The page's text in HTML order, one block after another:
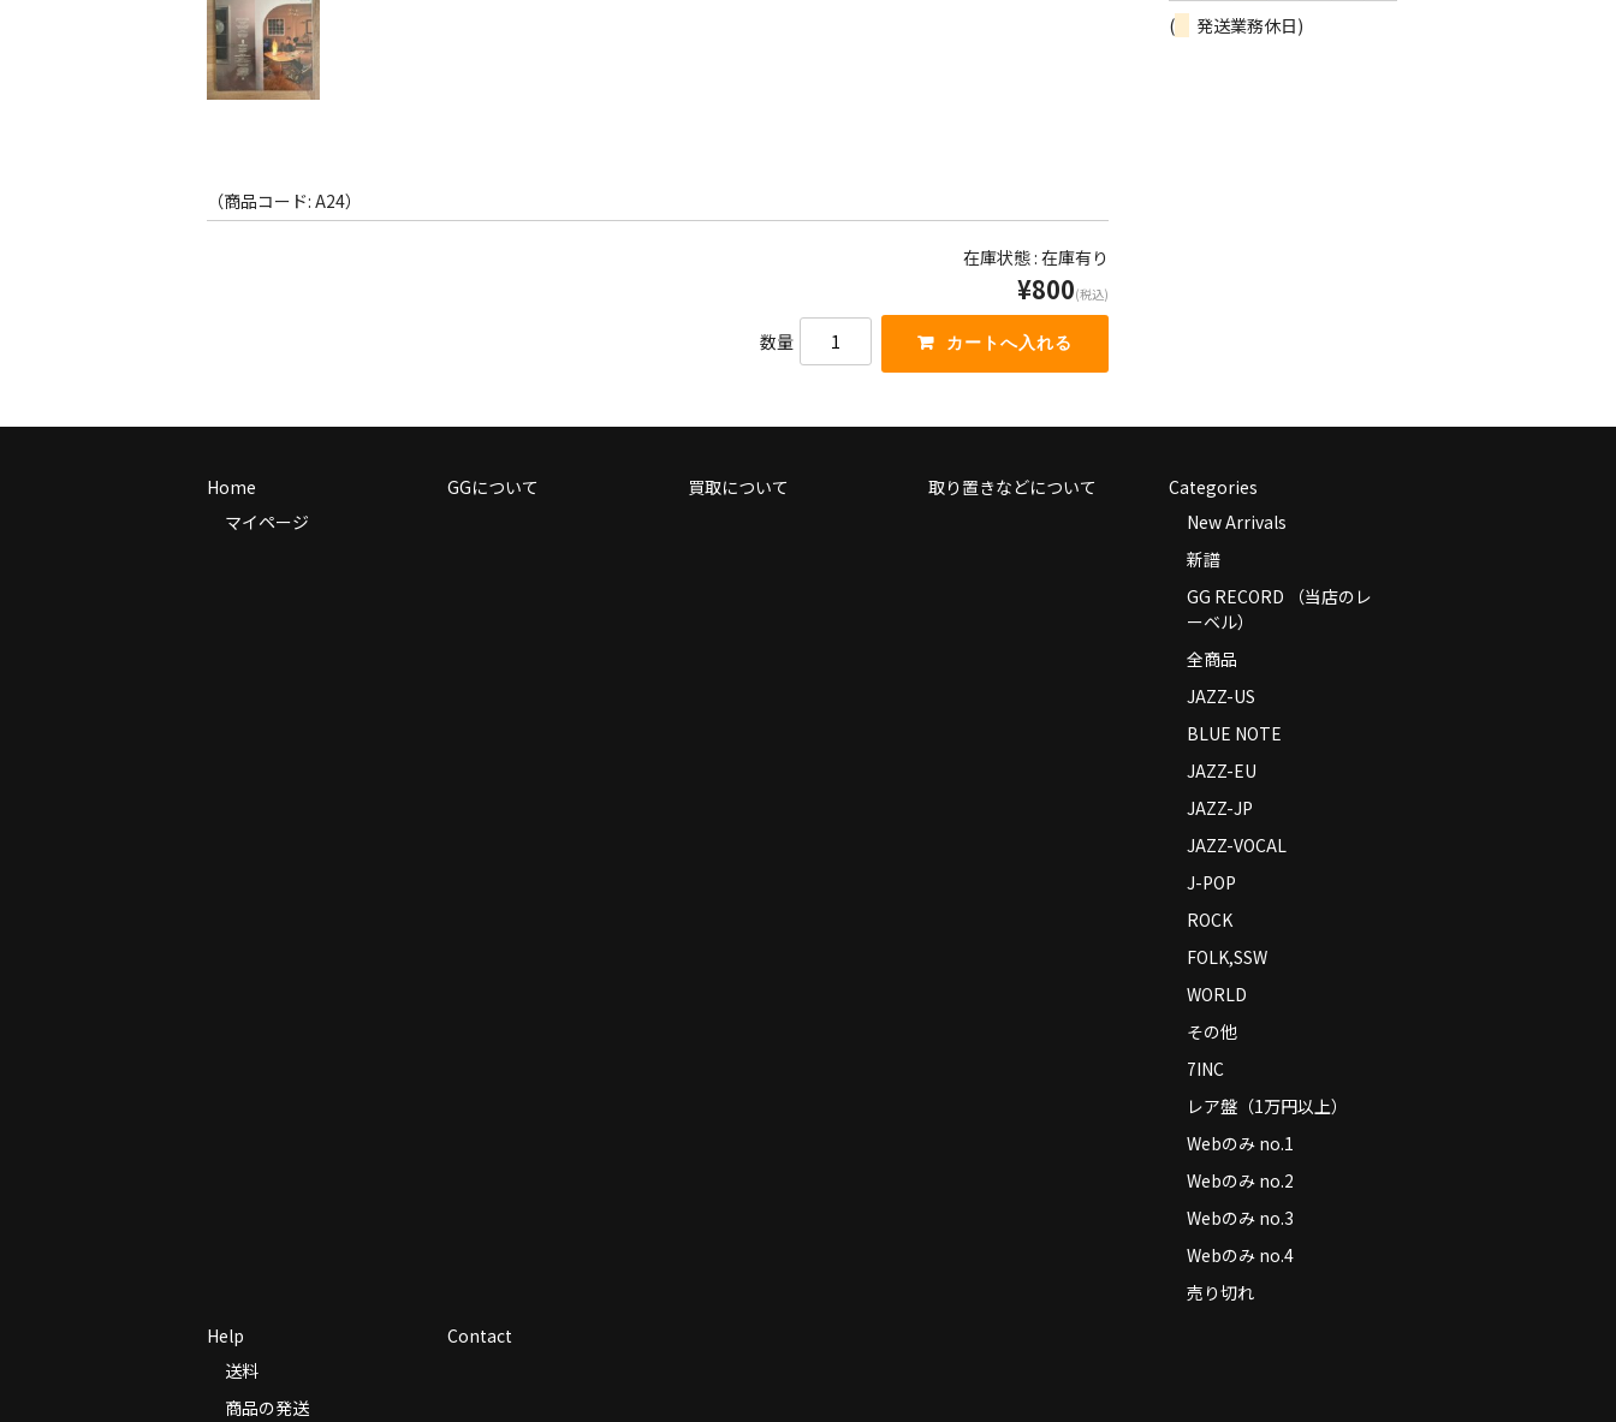
（商品コード: A24）
在庫状態 : 在庫有り
¥800(税込)
数量
(
発送業務休日)
Home
マイページ
GGについて 買取について 取り置きなどについて
Categories
New Arrivals
新譜
GG RECORD （当店のレ
ーベル）
全商品
JAZZ-US
BLUE NOTE
JAZZ-EU
JAZZ-JP
JAZZ-VOCAL
J-POP
ROCK
FOLK,SSW
WORLD
その他
7INC
レア盤（1万円以上）
Webのみ no.1
Webのみ no.2
Webのみ no.3
Webのみ no.4
売り切れ
Help
送料
商品の発送
Contact